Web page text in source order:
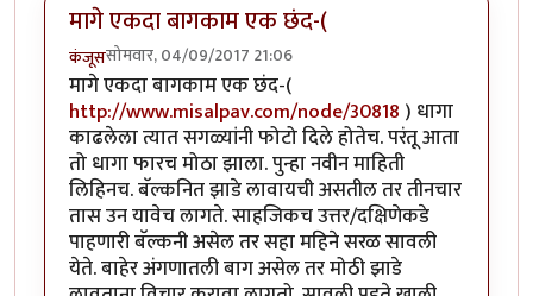
मागे एकदा बागकाम एक छंद-(
कंजूससोमवार, 04/09/2017 21:06
मागे एकदा बागकाम एक छंद-(
http://www.misalpav.com/node/30818 ) धागा
काढलेला त्यात सगळ्यांनी फोटो दिले होतेच. परंतू आता
तो धागा फारच मोठा झाला. पुन्हा नवीन माहिती
लिहिनच. बॅल्कनित झाडे लावायची असतील तर तीनचार
तास उन यावेच लागते. साहजिकच उत्तर/दक्षिणेकडे
पाहणारी बॅल्कनी असेल तर सहा महिने सरळ सावली
येते. बाहेर अंगणातली बाग असेल तर मोठी झाडे